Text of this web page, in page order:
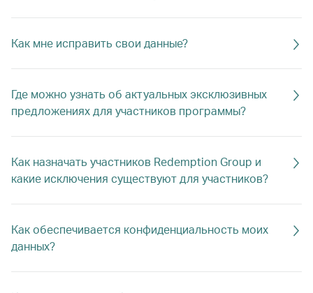
Как мне исправить свои данные?
Где можно узнать об актуальных эксклюзивных
предложениях для участников программы?
Как назначать участников Redemption Group и
какие исключения существуют для участников?
Как обеспечивается конфиденциальность моих
данных?